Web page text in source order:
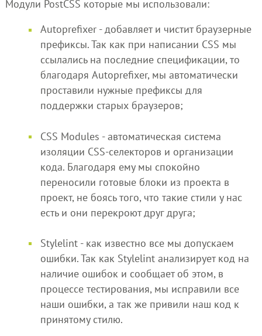
Модули PostCSS которые мы использовали:
Autoprefixer - добавляет и чистит браузерные
префиксы. Так как при написании CSS мы
ссылались на последние спецификации, то
благодаря Autoprefixer, мы автоматически
проставили нужные префиксы для
поддержки старых браузеров;
CSS Modules - автоматическая система
изоляции CSS-селекторов и организации
кода. Благодаря ему мы спокойно
переносили готовые блоки из проекта в
проект, не боясь того, что такие стили у нас
есть и они перекроют друг друга;
Stylelint - как известно все мы допускаем
ошибки. Так как Stylelint анализирует код на
наличие ошибок и сообщает об этом, в
процессе тестирования, мы исправили все
наши ошибки, а так же привили наш код к
принятому стилю.